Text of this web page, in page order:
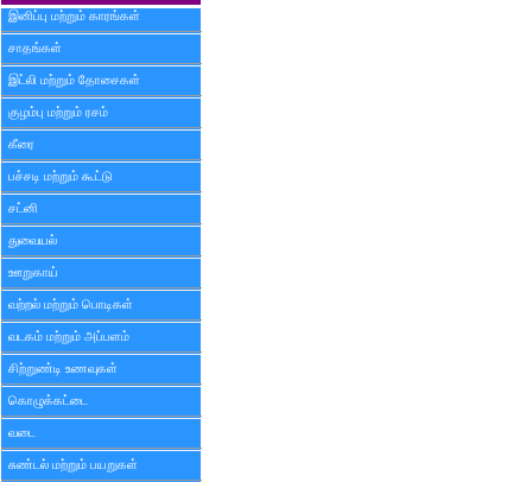
இனிப்பு மற்றும் காரங்கள்
சாதங்கள்
இட்லி மற்றும் தோசைகள்
குழம்பு மற்றும் ரசம்
கீரை
பச்சடி மற்றும் கூட்டு
சட்னி
துவையல்
ஊறுகாய்
வற்றல் மற்றும் பொடிகள்
வடகம் மற்றும் அப்பளம்
சிற்றுண்டி உணவுகள்
கொழுக்கட்டை
வடை
சுண்டல் மற்றும் பயறுகள்